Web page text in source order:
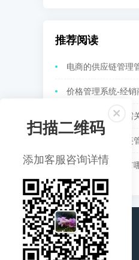
推荐阅读
电商的供应链管理
价格管理系统-经
快消供应链管理需
渠道和电商供应
供应链管理系统有
扫描二维码
添加客服咨询详情
电商产品